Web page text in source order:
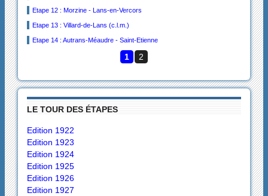
Etape 12 : Morzine - Lans-en-Vercors
Etape 13 : Villard-de-Lans (c.l.m.)
Etape 14 : Autrans-Méaudre - Saint-Etienne
1 2
LE TOUR DES ÉTAPES
Edition 1922
Edition 1923
Edition 1924
Edition 1925
Edition 1926
Edition 1927